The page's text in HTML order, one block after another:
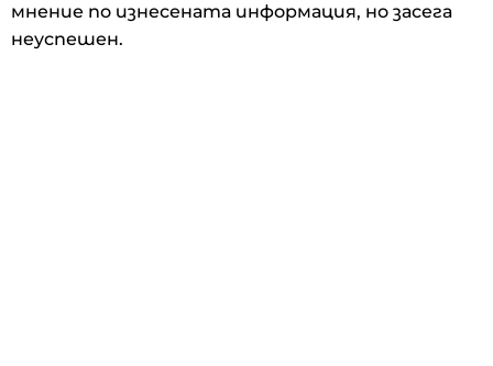
мнение по изнесената информация, но засега
неуспешен.